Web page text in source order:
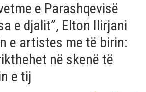
e Parashqevisë
e djalit”, Elton Ilirjani
e artistes me të birin:
në skenë të
e tij